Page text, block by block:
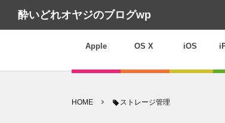
酔いどれオヤジのブログwp
Apple OS X iOS
HOME ストレージ管理